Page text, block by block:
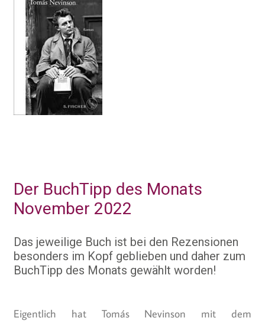
Der BuchTipp des Monats
November 2022
Das jeweilige Buch ist bei den Rezensionen
besonders im Kopf geblieben und daher zum
BuchTipp des Monats gewählt worden!
Eigentlich hat Tomás Nevinson mit dem